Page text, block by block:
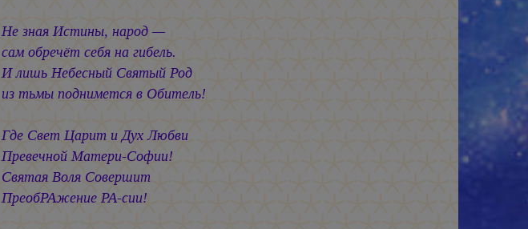
Не зная Истины, народ —
сам обречёт себя на гибель.
И лишь Небесный Святый Род
из тьмы поднимется в Обитель!
Где Свет Царит и Дух Любви
Превечной Матери-Софии!
Святая Воля Совершит
ПреобРАжение РА-сии!